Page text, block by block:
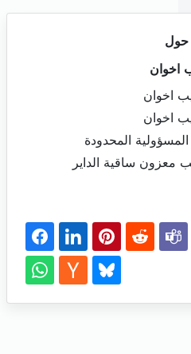
حول
اخوان
اخوان
اخوان
المحدودة
معزون ساقية الداير